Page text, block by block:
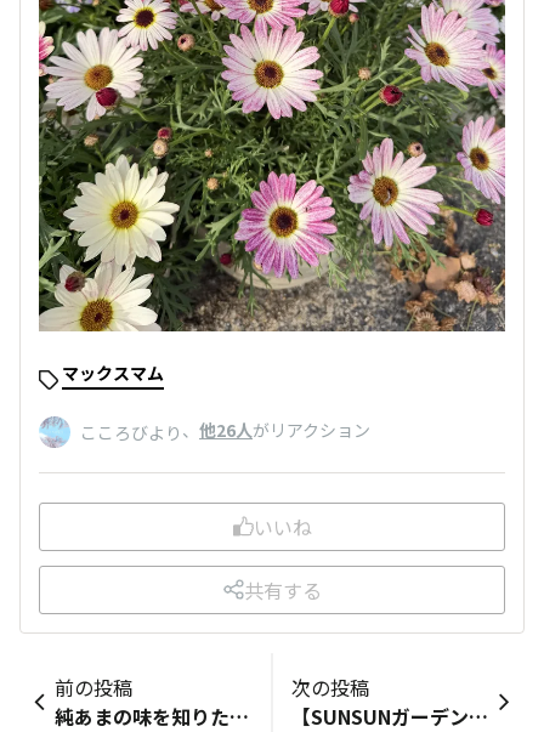
マックスマム
こころびより 、 他26人がリアクション
いいね
共有する
前の投稿
純あまの味を知りたいなと思い、久しぶりにとあるスーパーに行きました。​なんと大容量が出ており、しかも値段は少量のと同じなだったので、大容量の方を買いました。​今夜、食べてみます。​楽しみです😋🍴💕​
次の投稿
【SUNSUNガーデン検定参加者の方にポイントを付与いたしました🎁】この度は3周年のSUNSUNガーデン検定にご参加いただいた皆さま、ありがとうございました😊​SUNSUNガーデン検定参加賞の100ptにつきまして、4/20(月)に参加者皆さまを対象に付与させていただいております🎁ご連絡が遅くなってしまい、大変申し訳ございません🙇ご自身のマイページの「ポイント獲得履歴」より、『SUNSUNガーデン検定参加賞』という名称でのポイントを付与しておりますので、ご確認くださいませ。